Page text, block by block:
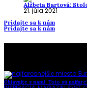
Alžbeta Bartová:
21. júla 2021
Pridajte sa k nám
Pridajte sa k nám
Objavujte s nami: Toto sú